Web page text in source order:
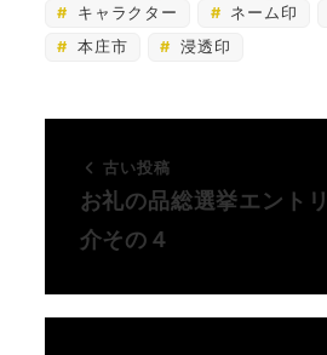
キャラクター ネーム印
本庄市
浸透印
古い投稿
お礼の品総選挙エント
介その４